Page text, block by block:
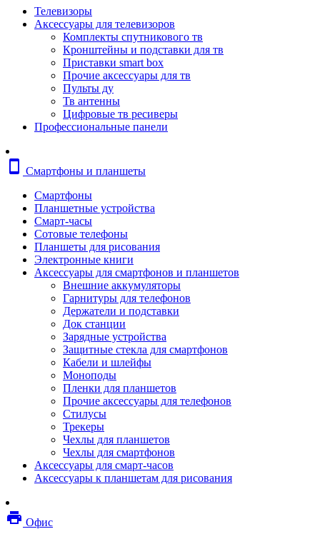
Рации
Консоли для мини-атс
Системные телефоны
Телефоны
Телефоны dect
Торговое оборудование
Детектор валют
Счетчики банкнот
Калькуляторы
Мебель
Стулья и кресла
Столы
Мебельные аксессуары
Аксессуары для кресел
Вешалки
Коврики защитные
Эргономика
Опции для устройств печати, копирования и
сканирования
Сетевое оборудование
Маршрутизаторы
Модемы
Точки доступа
Сетевые адаптеры
Коммутаторы
Расширители беспроводной сети
Wi-fi антенны
Инструмент
Кабель
Монтажные компоненты
Телевизоры
Аксессуары для телевизоров
Комплекты спутникового тв
Кронштейны и подставки для тв
Приставки smart box
Прочие аксессуары для тв
Пульты ду
Тв антенны
Цифровые тв ресиверы
Профессиональные панели
smartphone
Смартфоны и планшеты
Смартфоны
Планшетные устройства
Смарт-часы
Сотовые телефоны
Планшеты для рисования
Электронные книги
Аксессуары для смартфонов и планшетов
Внешние аккумуляторы
Гарнитуры для телефонов
Держатели и подставки
Док станции
Зарядные устройства
Защитные стекла для смартфонов
Кабели и шлейфы
Моноподы
Пленки для планшетов
Прочие аксессуары для телефонов
Стилусы
Трекеры
Чехлы для планшетов
Чехлы для смартфонов
Аксессуары для смарт-часов
Аксессуары к планшетам для рисования
local_printshop Офис